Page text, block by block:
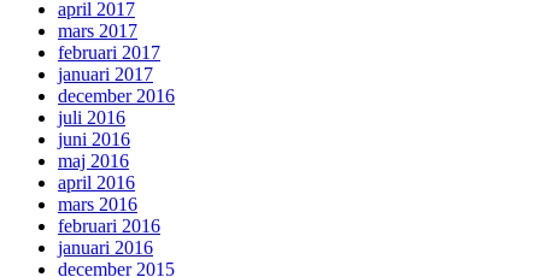
april 2017
mars 2017
februari 2017
januari 2017
december 2016
juli 2016
juni 2016
maj 2016
april 2016
mars 2016
februari 2016
januari 2016
december 2015